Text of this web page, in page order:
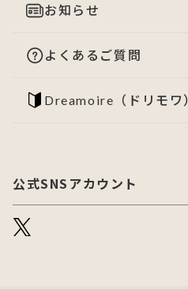
お知らせ
よくあるご質問
Dreamoire（ドリモワ
公式SNSアカウント